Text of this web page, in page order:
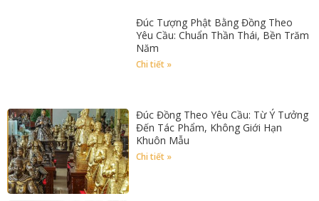
Đúc Tượng Phật Bằng Đồng Theo
Yêu Cầu: Chuẩn Thần Thái, Bền Trăm
Năm
Chi tiết »
Đúc Đồng Theo Yêu Cầu: Từ Ý Tưởng
Đến Tác Phẩm, Không Giới Hạn
Khuôn Mẫu
Chi tiết »